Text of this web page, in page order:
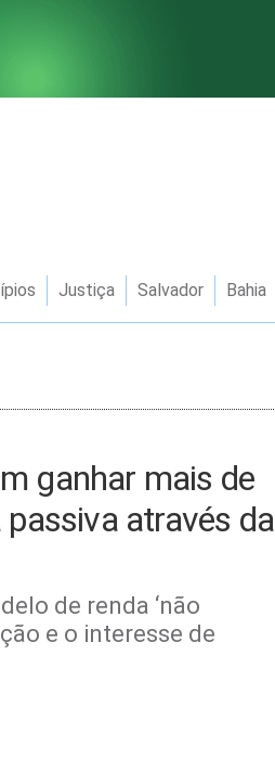
Justiça Salvador Bahia
ganhar mais de
através da
de renda ‘não
e o interesse de